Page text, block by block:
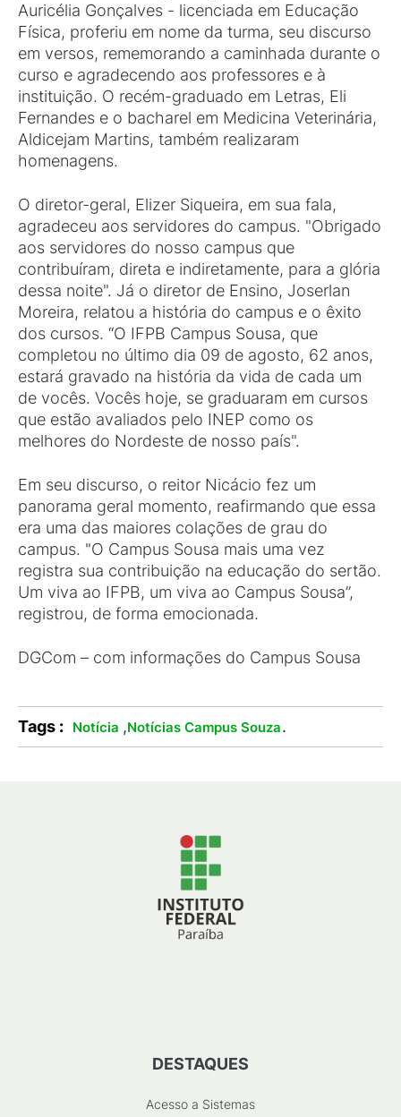
Auricélia Gonçalves - licenciada em Educação
Física, proferiu em nome da turma, seu discurso
em versos, rememorando a caminhada durante o
curso e agradecendo aos professores e à
instituição. O recém-graduado em Letras, Eli
Fernandes e o bacharel em Medicina Veterinária,
Aldicejam Martins, também realizaram
homenagens.
O diretor-geral, Elizer Siqueira, em sua fala,
agradeceu aos servidores do campus. "Obrigado
aos servidores do nosso campus que
contribuíram, direta e indiretamente, para a glória
dessa noite". Já o diretor de Ensino, Joserlan
Moreira, relatou a história do campus e o êxito
dos cursos. “O IFPB Campus Sousa, que
completou no último dia 09 de agosto, 62 anos,
estará gravado na história da vida de cada um
de vocês. Vocês hoje, se graduaram em cursos
que estão avaliados pelo INEP como os
melhores do Nordeste de nosso país".
Em seu discurso, o reitor Nicácio fez um
panorama geral momento, reafirmando que essa
era uma das maiores colações de grau do
campus. "O Campus Sousa mais uma vez
registra sua contribuição na educação do sertão.
Um viva ao IFPB, um viva ao Campus Sousa”,
registrou, de forma emocionada.
DGCom – com informações do Campus Sousa
Tags : Notícia ,Notícias Campus Souza.
DESTAQUES
Acesso a Sistemas